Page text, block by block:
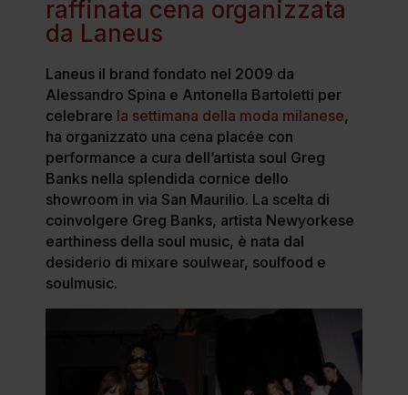
raffinata cena organizzata
da Laneus
Laneus il brand fondato nel 2009 da
Alessandro Spina e Antonella Bartoletti per
celebrare la settimana della moda milanese,
ha organizzato una cena placée con
performance a cura dell’artista soul Greg
Banks nella splendida cornice dello
showroom in via San Maurilio. La scelta di
coinvolgere Greg Banks, artista Newyorkese
earthiness della soul music, è nata dal
desiderio di mixare soulwear, soulfood e
soulmusic.